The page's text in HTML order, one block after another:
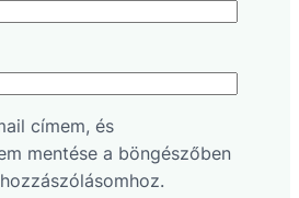
címem, és
mentése a böngészőben